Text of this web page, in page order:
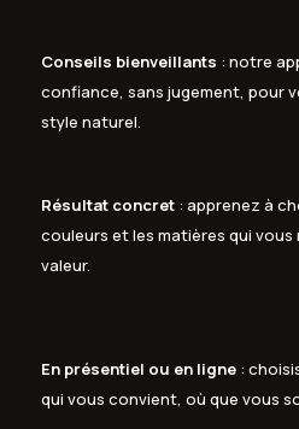
Conseils bienveillants : notre
confiance, sans jugement, pour
style naturel.
Résultat concret: apprenez à
couleurs et les matières qui
valeur.
En présentiel ou en ligne:
qui vous convient, où que vous